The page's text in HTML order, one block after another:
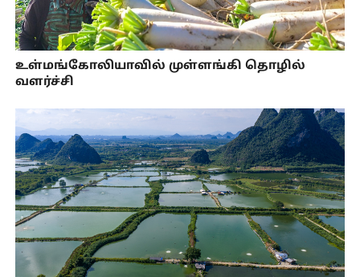
உள்மங்கோலியாவில் முள்ளங்கி தொழில்
வளர்ச்சி